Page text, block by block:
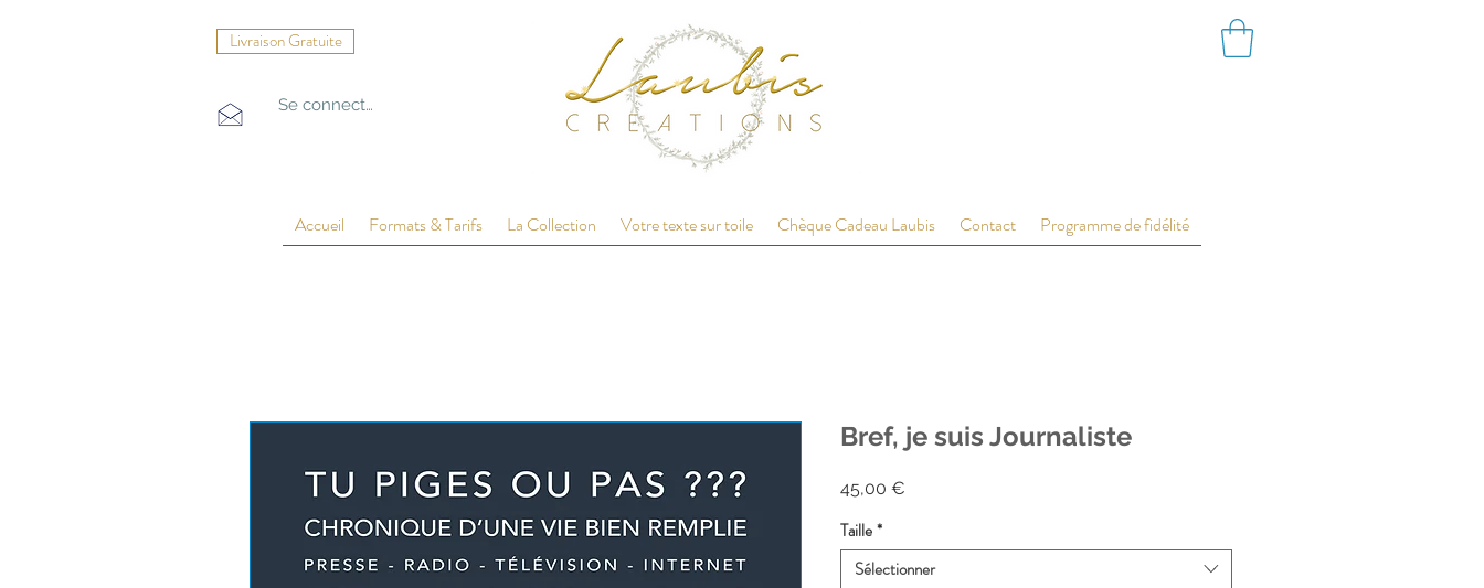
Livraison Gratuite
Se connecter
Accueil Formats & Tarifs La Collection Votre texte sur toile Chèque Cadeau Laubis Contact Programme de fidélité
Bref, je suis Journaliste
45,00 €
Taille*
Sélectionner